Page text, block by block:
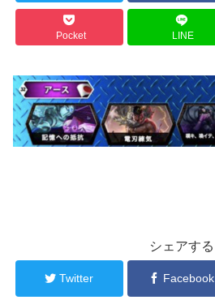
Pocket LINE
シェアする
Twitter Facebook